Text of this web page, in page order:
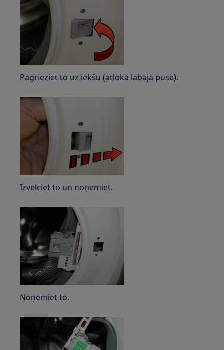
Pagrieziet to uz iekšu (atloka labajā pusē).
Izvelciet to un noņemiet.
Noņemiet to.